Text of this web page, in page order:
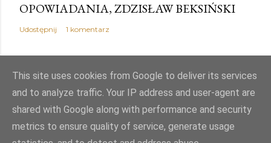
OPOWIADANIA, ZDZISŁAW BEKSIŃSKI
Udostępnij 1 komentarz
Obsługiwane przez usługę Blogger
Autor obrazów motywu:Mae Burke
This site uses cookies from Google to deliver its services
and to analyze traffic. Your IP address and user-agent are
shared with Google along with performance and security
metrics to ensure quality of service, generate usage